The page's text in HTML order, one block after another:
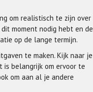
om realistisch te zijn over
moment nodig hebt en de
op de lange termijn.
te maken. Kijk naar je
is belangrijk om ervoor te
om aan al je andere